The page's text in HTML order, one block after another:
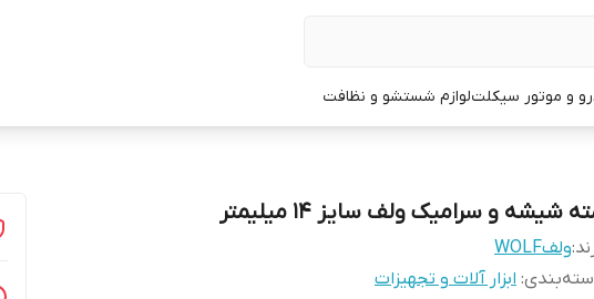
و موتور سیکلتلوازم شستشو و نظافت
شیشه و سرامیک ولف سایز 14 میلیمتر
ولفWOLF
: ابزار آلات و تجهیزات